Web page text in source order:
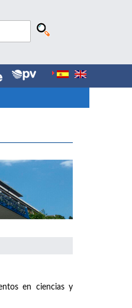
en ciencias y